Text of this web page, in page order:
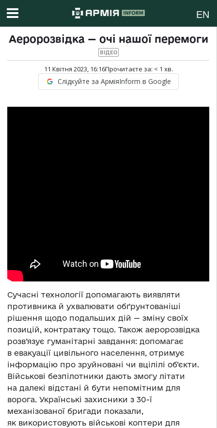
EN
Аеророзвідка — очі нашої перемоги
ВІДЕО
11 Квітня 2023, 16:16Прочитаєте за: < 1 хв.
Слідкуйте за АрміяInform в Google
Сучасні технології допомагають виявляти
противника й ухвалювати обґрунтованіші
рішення щодо подальших дій — зміну своїх
позицій, контратаку тощо. Також аеророзвідка
розв’язує гуманітарні завдання: допомагає
в евакуації цивільного населення, отримує
інформацію про зруйновані чи вцілілі об’єкти.
Військові безпілотники дають змогу літати
на далекі відстані й бути непомітним для
ворога. Українські захисники з 30-ї
механізованої бригади показали,
як використовують військові коптери для